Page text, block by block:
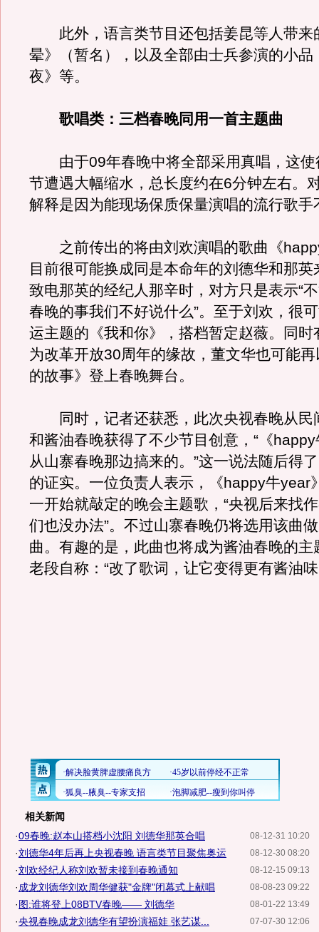
此外，语言类节目还包括姜昆等人带来
晕》（暂名），以及全部由士兵参演的小品
夜》等。
歌唱类：三档春晚同用一首主题曲
由于09年春晚中将全部采用真唱，这使
节遭遇大幅缩水，总长度约在6分钟左右。
解释是因为能现场保质保量演唱的流行歌手
之前传出的将由刘欢演唱的歌曲《
目前很可能换成同是本命年的刘德华和那英
致电那英的经纪人那辛时，对方只是表示“不
春晚的事我们不好说什么”。至于刘欢，很
运主题的《我和你》，搭档暂定赵薇。同时
为改革开放30周年的缘故，董文华也可能
的故事》登上春晚舞台。
同时，记者还获悉，此次央视春晚从民
和酱油春晚获得了不少节目创意，“《
从山寨春晚那边搞来的。”这一说法随后得
的证实。一位负责人表示，《happy牛year
一开始就敲定的晚会主题歌，“央视后来找
们也没办法”。不过山寨春晚仍将选用该曲
曲。有趣的是，此曲也将成为酱油春晚的主
老段自称：“改了歌词，让它变得更有酱油
相关新闻
08-12-31 10:20
·09春晚:赵本山搭档小沈阳 刘德华那英合唱
08-12-30 08:20
·刘德华4年后再上央视春晚 语言类节目聚焦奥运
08-12-15 09:13
·刘欢经纪人称刘欢暂未接到春晚通知
08-08-23 09:22
·成龙刘德华刘欢周华健获"金牌"闭幕式上献唱
08-01-22 13:49
·图:谁将登上08BTV春晚—— 刘德华
07-07-30 12:06
·央视春晚成龙刘德华有望扮演福娃 张艺谋...